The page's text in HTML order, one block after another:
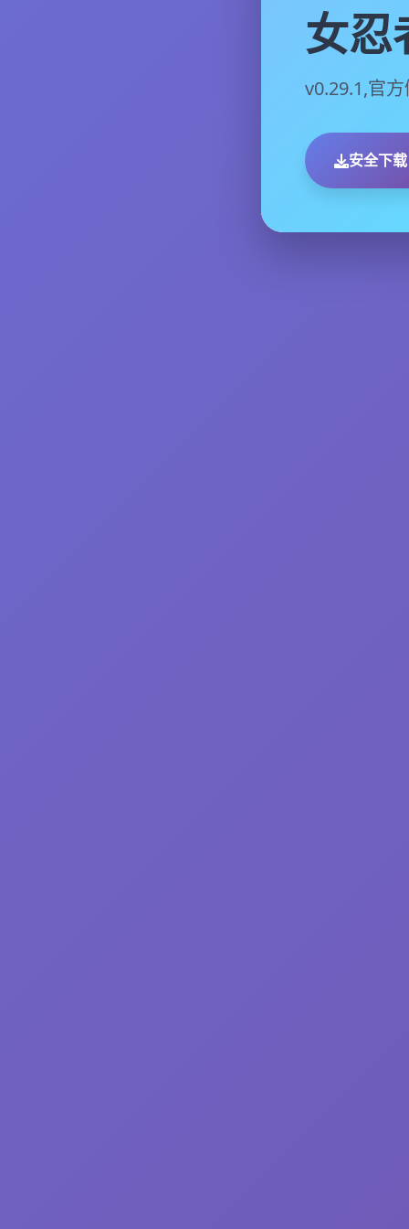
女忍
v0.29.1,官
安全下载